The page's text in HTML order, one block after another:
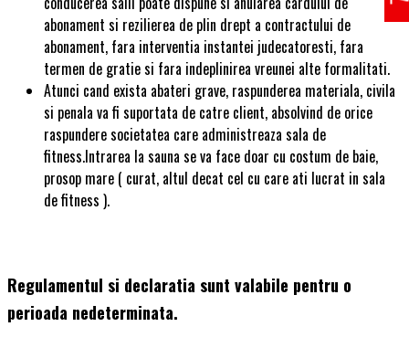
abonament si rezilierea de plin drept a contractului de
abonament, fara interventia instantei judecatoresti, fara
termen de gratie si fara indeplinirea vreunei alte formalitati.
Atunci cand exista abateri grave, raspunderea materiala, civila
si penala va fi suportata de catre client, absolvind de orice
raspundere societatea care administreaza sala de
fitness.Intrarea la sauna se va face doar cu costum de baie,
prosop mare ( curat, altul decat cel cu care ati lucrat in sala
de fitness ).
Regulamentul si declaratia sunt valabile pentru o
perioada nedeterminata.